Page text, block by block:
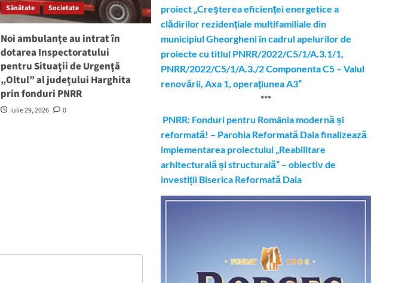
Sănătate Societate
Noi ambulanţe au intrat în
dotarea Inspectoratului
pentru Situaţii de Urgenţă
„Oltul” al judeţului Harghita
prin fonduri PNRR
iulie 29, 2026 0
proiect „Creşterea eficienţei energetice a
clădirilor rezidenţiale multifamiliale din
municipiul Gheorgheni în cadrul apelurilor de
proiecte cu titlul PNRR/2022/C5/1/A.3.1/1,
PNRR/2022/C5/1/A.3./2 Componenta C5 – Valul
renovării, Axa 1, operaţiunea A3”
***
PNRR: Fonduri pentru România modernă și
reformată! – Parohia Reformată Daia finalizează
implementarea proiectului „Reabilitare
arhitecturală și structurală” – obiectiv de
investiții Biserica Reformată Daia